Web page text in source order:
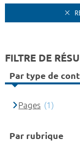
FILTRE DE
Par type de
Pages (1)
Par rubrique